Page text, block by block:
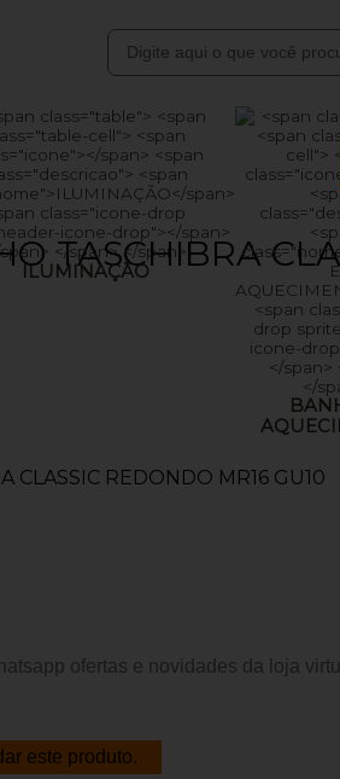
de Ajuda
ILUMINAÇÃO
TASCHIBRA
CLASSIC REDONDO MR16 GU10
ofertas e novidades da loja
este produto.